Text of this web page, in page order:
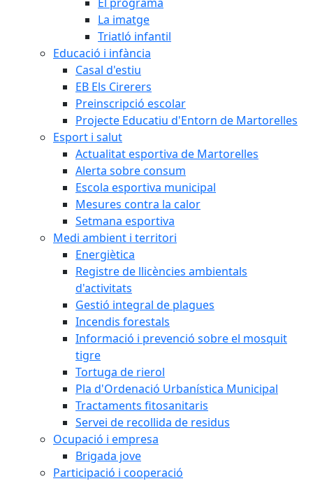
La imatge
Triatló infantil
Educació i infància
Casal d'estiu
EB Els Cirerers
Preinscripció escolar
Projecte Educatiu d'Entorn de Martorelles
Esport i salut
Actualitat esportiva de Martorelles
Alerta sobre consum
Escola esportiva municipal
Mesures contra la calor
Setmana esportiva
Medi ambient i territori
Energiètica
Registre de llicències ambientals
d'activitats
Gestió integral de plagues
Incendis forestals
Informació i prevenció sobre el mosquit
tigre
Tortuga de rierol
Pla d'Ordenació Urbanística Municipal
Tractaments fitosanitaris
Servei de recollida de residus
Ocupació i empresa
Brigada jove
Participació i cooperació